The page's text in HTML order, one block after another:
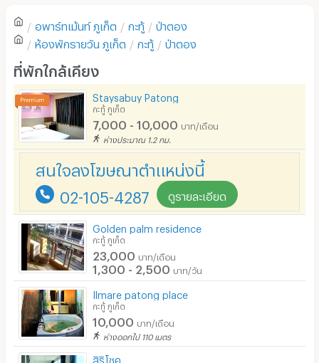
โซฟา
เตาปรุงอาหาร
อนุญาตให้เลี้ยงสัตว์
อนุญาตให้สูบบุหรี่ในห้องพัก
โทรศัพท์สายตรง
ที่จอดรถ
ลิฟต์
สระว่ายน้ำ
โรงยิม / ฟิตเนส
อินเทอร์เน็ตไร้สาย (WIFI) ในห้อง
เคเบิลทีวี / ดาวเทียม
เขียนรีวิวแรกของอพาร์ทเม้นท์นี้
อพาร์ทเม้นท์ ภูเก็ต กะทู้ ป่าตอง
ห้องพักรายวัน ภูเก็ต กะทู้ ป่าตอง
ที่พักใกล้เคียง
Staysabuy Patong
กะทู้ ภูเก็ต
7,000 - 10,000 บาท/เดือน
ห่างประมาณ 1.2 กม.
สนใจลงโฆษณาตำแหน่งนี้
02-105-4287 ดูรายละเอียด
Golden palm residence
กะทู้ ภูเก็ต
23,000 บาท/เดือน
1,300 - 2,500 บาท/วัน
Ilmare patong place
กะทู้ ภูเก็ต
10,000 บาท/เดือน
ห่างออกไป 110 เมตร
สิริโชค